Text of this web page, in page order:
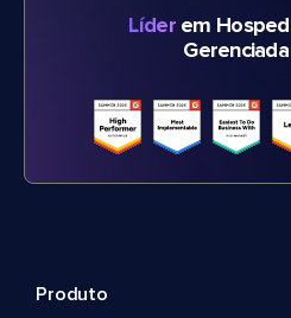
Líderem
Produto